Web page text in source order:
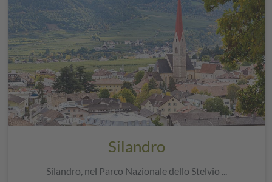
Silandro
Silandro, nel Parco Nazionale dello Stelvio ...